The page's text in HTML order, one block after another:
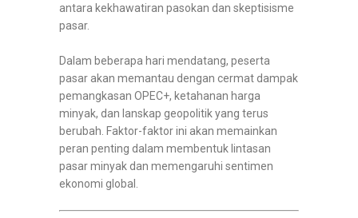
antara kekhawatiran pasokan dan skeptisisme
pasar.
Dalam beberapa hari mendatang, peserta
pasar akan memantau dengan cermat dampak
pemangkasan OPEC+, ketahanan harga
minyak, dan lanskap geopolitik yang terus
berubah. Faktor-faktor ini akan memainkan
peran penting dalam membentuk lintasan
pasar minyak dan memengaruhi sentimen
ekonomi global.